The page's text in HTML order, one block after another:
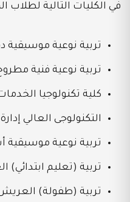
في الكليات التالية لطلاب
تربية نوعية موسيقية
تربية نوعية فنية
كلية تكنولوجيا
التكنولوجى العالي إدارة 10 رمضان بمرسى مطروح
تربية نوعية موسيقية
تربية (تعليم ابتدائي)
تربية (طفولة)